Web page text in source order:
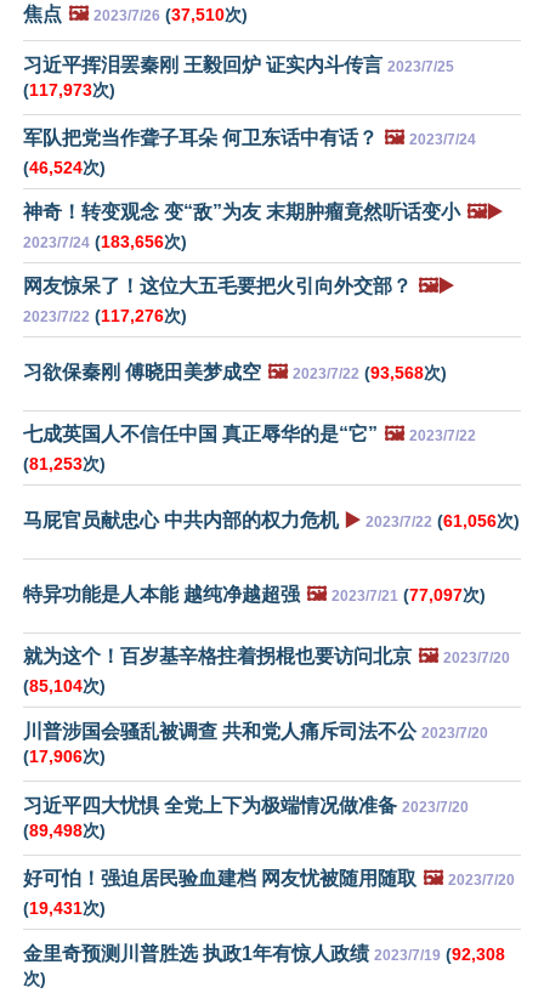
焦点 🖼️ 2023/7/26 (37,510次)
习近平挥泪罢秦刚 王毅回炉 证实内斗传言 2023/7/25
(117,973次)
军队把党当作聋子耳朵 何卫东话中有话？ 🖼️ 2023/7/24
(46,524次)
神奇！转变观念 变“敌”为友 末期肿瘤竟然听话变小 🖼️▶️
2023/7/24 (183,656次)
网友惊呆了！这位大五毛要把火引向外交部？ 🖼️▶️
2023/7/22 (117,276次)
习欲保秦刚 傅晓田美梦成空 🖼️ 2023/7/22 (93,568次)
七成英国人不信任中国 真正辱华的是“它” 🖼️ 2023/7/22
(81,253次)
马屁官员献忠心 中共内部的权力危机 ▶️ 2023/7/22 (61,056次)
特异功能是人本能 越纯净越超强 🖼️ 2023/7/21 (77,097次)
就为这个！百岁基辛格拄着拐棍也要访问北京 🖼️ 2023/7/20
(85,104次)
川普涉国会骚乱被调查 共和党人痛斥司法不公 2023/7/20
(17,906次)
习近平四大忧惧 全党上下为极端情况做准备 2023/7/20
(89,498次)
好可怕！强迫居民验血建档 网友忧被随用随取 🖼️ 2023/7/20
(19,431次)
金里奇预测川普胜选 执政1年有惊人政绩 2023/7/19 (92,308
次)